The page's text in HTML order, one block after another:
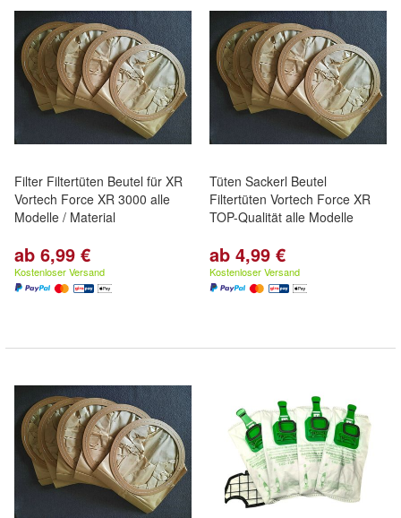
Filter Filtertüten Beutel für XR
Vortech Force XR 3000 alle
Modelle / Material
ab 6,99 €
Kostenloser Versand
Tüten Sackerl Beutel
Filtertüten Vortech Force XR
TOP-Qualität alle Modelle
ab 4,99 €
Kostenloser Versand